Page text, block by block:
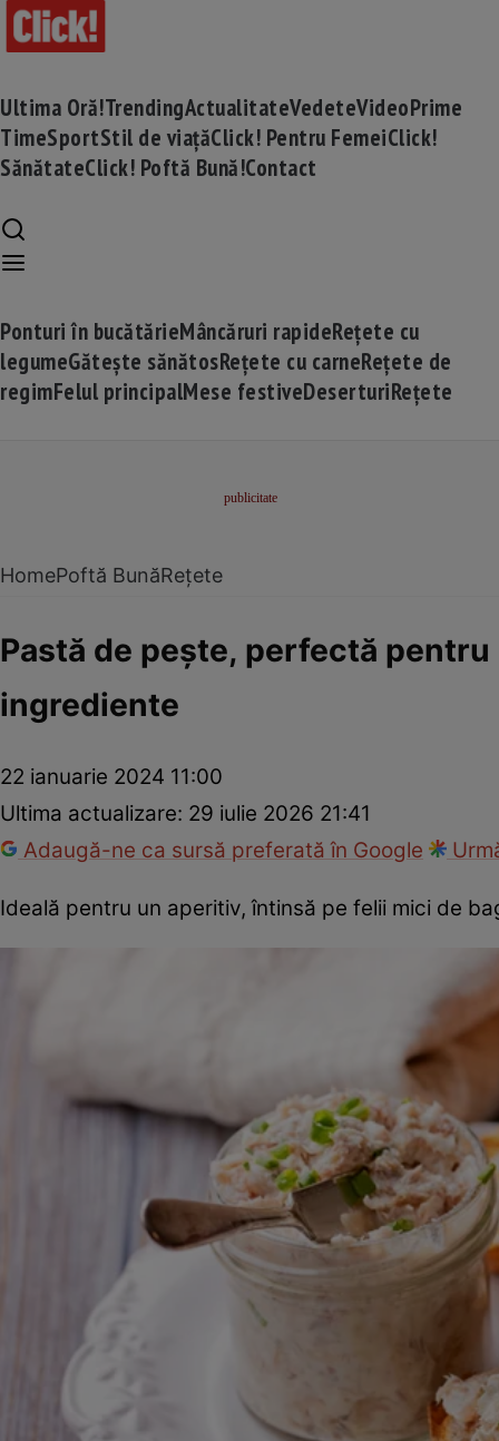
Ultima Oră!TrendingActualitateVedeteVideoPrime
TimeSportStil de viațăClick! Pentru FemeiClick!
SănătateClick! Poftă Bună!Contact
Ponturi în bucătărieMâncăruri rapideRețete cu
legumeGătește sănătosRețete cu carneRețete de
regimFelul principalMese festiveDeserturiRețete
HomePoftă BunăRețete
Pastă de pește, perfectă
ingrediente
22 ianuarie 2024 11:00
Ultima actualizare: 29 iulie 2026 21:41
Adaugă-ne ca sursă preferată în Google
Ideală pentru un aperitiv, întinsă pe felii mici de